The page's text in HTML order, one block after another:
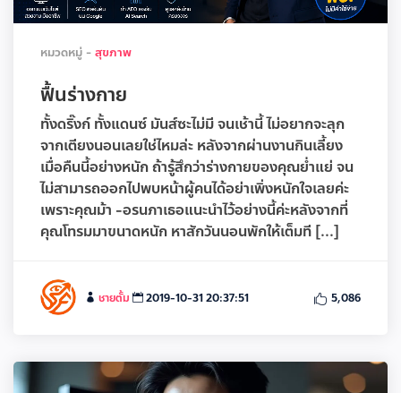
หมวดหมู่ - สุขภาพ
ฟื้นร่างกาย
ทั้งดริ๊งก์ ทั้งแดนซ์ มันส์ซะไม่มี จนเช้านี้ ไม่อยากจะลุก
จากเตียงนอนเลยใช่ไหมล่ะ หลังจากผ่านงานกินเลี้ยง
เมื่อคืนนี้อย่างหนัก ถ้ารู้สึกว่าร่างกายของคุณย่ำแย่ จน
ไม่สามารถออกไปพบหน้าผู้คนได้อย่าเพิ่งหนักใจเลยค่ะ
เพราะคุณม้า -อรนภาเธอแนะนำไว้อย่างนี้ค่ะหลังจากที่
คุณโทรมมาขนาดหนัก หาสักวันนอนพักให้เต็มที [...]
ชายตั้ม 2019-10-31 20:37:51 5,086